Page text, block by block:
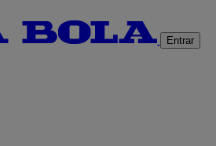
Entrar